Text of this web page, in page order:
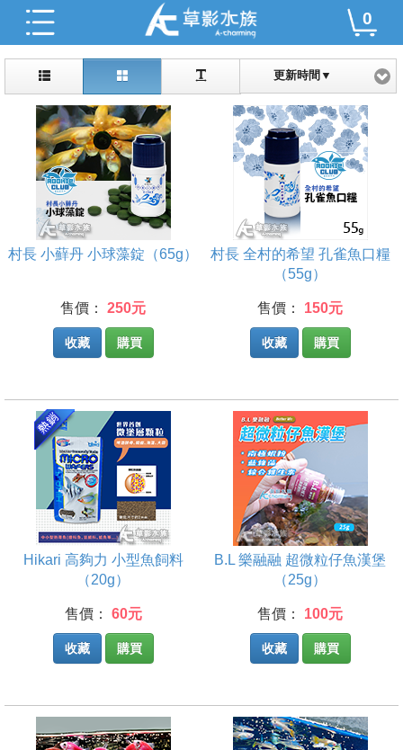
0
更新時間▼
村長 小蘚丹 小球藻錠（65g）
售價： 250元
收藏 購買
村長 全村的希望 孔雀魚口糧
（55g）
售價： 150元
收藏 購買
Hikari 高夠力 小型魚飼料
（20g）
售價： 60元
收藏 購買
B.L 樂融融 超微粒仔魚漢堡
（25g）
售價： 100元
收藏 購買